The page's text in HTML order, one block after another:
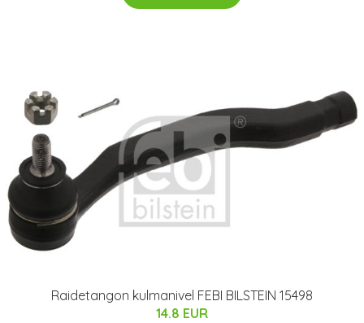
Raidetangon kulmanivel FEBI BILSTEIN 15498
14.8 EUR